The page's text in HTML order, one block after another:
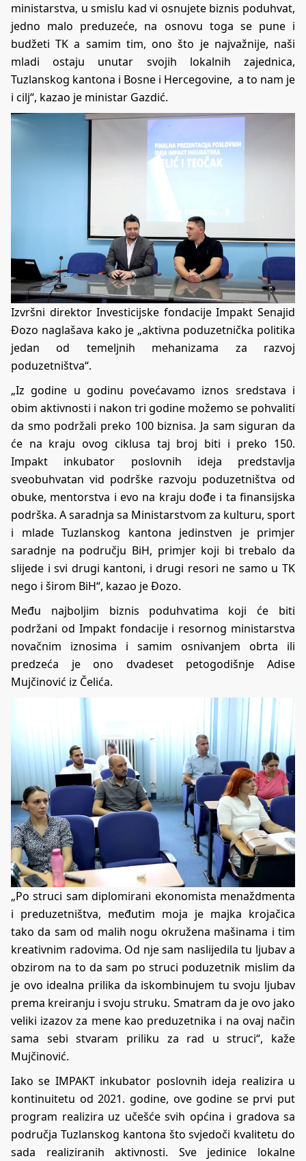
ministarstva, u smislu kad vi osnujete biznis poduhvat,
jedno malo preduzeće, na osnovu toga se pune i
budžeti TK a samim tim, ono što je najvažnije, naši
mladi ostaju unutar svojih lokalnih zajednica,
Tuzlanskog kantona i Bosne i Hercegovine, a to nam je
i cilj“, kazao je ministar Gazdić.
Izvršni direktor Investicijske fondacije Impakt Senajid
Đozo naglašava kako je „aktivna poduzetnička politika
jedan od temeljnih mehanizama za razvoj
poduzetništva“.
„Iz godine u godinu povećavamo iznos sredstava i
obim aktivnosti i nakon tri godine možemo se pohvaliti
da smo podržali preko 100 biznisa. Ja sam siguran da
će na kraju ovog ciklusa taj broj biti i preko 150.
Impakt inkubator poslovnih ideja predstavlja
sveobuhvatan vid podrške razvoju poduzetništva od
obuke, mentorstva i evo na kraju dođe i ta finansijska
podrška. A saradnja sa Ministarstvom za kulturu, sport
i mlade Tuzlanskog kantona jedinstven je primjer
saradnje na području BiH, primjer koji bi trebalo da
slijede i svi drugi kantoni, i drugi resori ne samo u TK
nego i širom BiH“, kazao je Đozo.
Među najboljim biznis poduhvatima koji će biti
podržani od Impakt fondacije i resornog ministarstva
novačnim iznosima i samim osnivanjem obrta ili
predzeća je ono dvadeset petogodišnje Adise
Mujčinović iz Čelića.
„Po struci sam diplomirani ekonomista menaždmenta
i preduzetništva, međutim moja je majka krojačica
tako da sam od malih nogu okružena mašinama i tim
kreativnim radovima. Od nje sam naslijedila tu ljubav a
obzirom na to da sam po struci poduzetnik mislim da
je ovo idealna prilika da iskombinujem tu svoju ljubav
prema kreiranju i svoju struku. Smatram da je ovo jako
veliki izazov za mene kao preduzetnika i na ovaj način
sama sebi stvaram priliku za rad u struci“, kaže
Mujčinović.
Iako se IMPAKT inkubator poslovnih ideja realizira u
kontinuitetu od 2021. godine, ove godine se prvi put
program realizira uz učešće svih općina i gradova sa
područja Tuzlanskog kantona što svjedoči kvalitetu do
sada realiziranih aktivnosti. Sve jedinice lokalne